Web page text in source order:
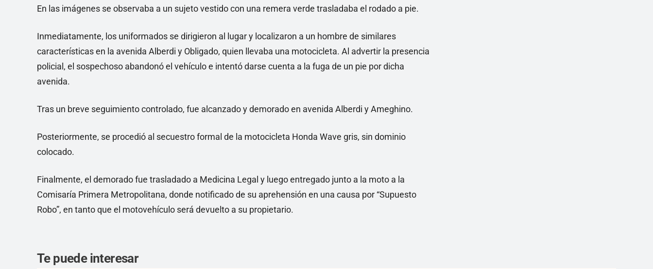
En las imágenes se observaba a un sujeto vestido con una remera verde trasladaba el rodado a pie.
Inmediatamente, los uniformados se dirigieron al lugar y localizaron a un hombre de similares
características en la avenida Alberdi y Obligado, quien llevaba una motocicleta. Al advertir la presencia
policial, el sospechoso abandonó el vehículo e intentó darse cuenta a la fuga de un pie por dicha
avenida.
Tras un breve seguimiento controlado, fue alcanzado y demorado en avenida Alberdi y Ameghino.
Posteriormente, se procedió al secuestro formal de la motocicleta Honda Wave gris, sin dominio
colocado.
Finalmente, el demorado fue trasladado a Medicina Legal y luego entregado junto a la moto a la
Comisaría Primera Metropolitana, donde notificado de su aprehensión en una causa por “Supuesto
Robo”, en tanto que el motovehículo será devuelto a su propietario.
Te puede interesar